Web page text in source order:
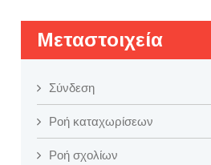
Μεταστοιχεία
Σύνδεση
Ροή καταχωρίσεων
Ροή σχολίων